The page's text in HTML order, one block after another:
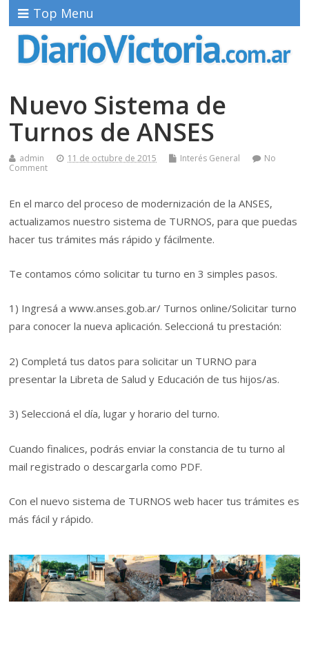
Top Menu
Nuevo Sistema de
Turnos de ANSES
admin 11 de octubre de 2015 Interés General
No
Comment
En el marco del proceso de modernización de la ANSES,
actualizamos nuestro sistema de TURNOS, para que puedas
hacer tus trámites más rápido y fácilmente.
Te contamos cómo solicitar tu turno en 3 simples pasos.
1) Ingresá a www.anses.gob.ar/ Turnos online/Solicitar turno
para conocer la nueva aplicación. Seleccioná tu prestación:
2) Completá tus datos para solicitar un TURNO para
presentar la Libreta de Salud y Educación de tus hijos/as.
3) Seleccioná el día, lugar y horario del turno.
Cuando finalices, podrás enviar la constancia de tu turno al
mail registrado o descargarla como PDF.
Con el nuevo sistema de TURNOS web hacer tus trámites es
más fácil y rápido.